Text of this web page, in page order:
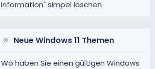
Information" simpel löschen
Neue Windows 11 Themen
Wo haben Sie einen gültigen Windows